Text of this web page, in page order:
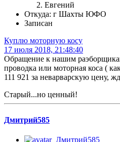
Евгений
Откуда: г Шахты ЮФО
Записан
Куплю моторную косу
17 июля 2018, 21:48:40
Обращение к нашим
проводка или моторная коса (
111 921 за неварварскую цену,
Старый...но ценный!
Дмитрий585